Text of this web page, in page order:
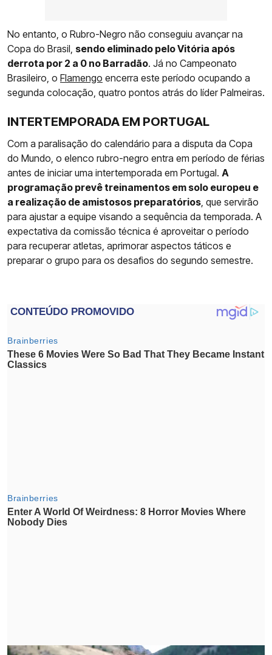
No entanto, o Rubro-Negro não conseguiu avançar na
Copa do Brasil, sendo eliminado pelo Vitória após
derrota por 2 a 0 no Barradão. Já no Campeonato
Brasileiro, o Flamengo encerra este período ocupando a
segunda colocação, quatro pontos atrás do líder Palmeiras.
INTERTEMPORADA EM PORTUGAL
Com a paralisação do calendário para a disputa da Copa
do Mundo, o elenco rubro-negro entra em período de férias
antes de iniciar uma intertemporada em Portugal. A
programação prevê treinamentos em solo europeu e
a realização de amistosos preparatórios , que servirão
para ajustar a equipe visando a sequência da temporada. A
expectativa da comissão técnica é aproveitar o período
para recuperar atletas, aprimorar aspectos táticos e
preparar o grupo para os desafios do segundo semestre.